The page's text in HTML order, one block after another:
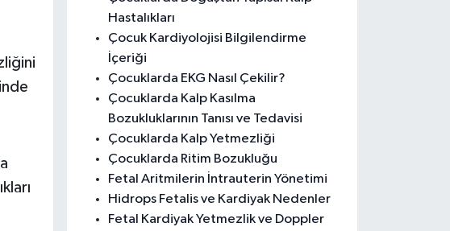
Hastalıkları
Çocuk Kardiyolojisi Bilgilendirme
İçeriği
Çocuklarda EKG Nasıl Çekilir?
Çocuklarda Kalp Kasılma
Bozukluklarının Tanısı ve Tedavisi
Çocuklarda Kalp Yetmezliği
Çocuklarda Ritim Bozukluğu
Fetal Aritmilerin İntrauterin Yönetimi
Hidrops Fetalis ve Kardiyak Nedenler
Fetal Kardiyak Yetmezlik ve Doppler